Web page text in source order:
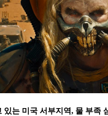
있는 미국 서부지역, 물 부족